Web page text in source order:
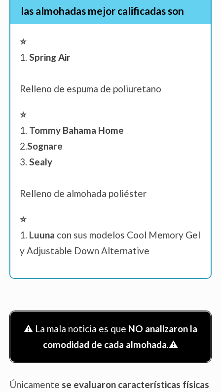
las almohadas mejor calificadas son
⭐
1. Spring Air
Relleno de espuma de poliuretano
⭐
1. Tommy Bahama Home
2.Sognare
3. Sealy
Relleno de almohada poliéster
⭐
1. Luuna con sus modelos Cool Memory Gel
y Adjustable Down Alternative
⚠️ La mala noticia es que NO analizaron la
comodidad de cada almohada.⚠️
Únicamente se evaluaron características físicas